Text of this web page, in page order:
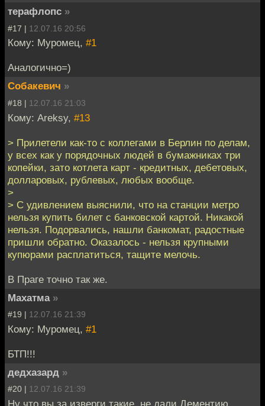
терафлопс »
#17 | 12.07.16 20:56
Кому: Муромец, #1
Аналогично=)
Собакевич »
#18 | 12.07.16 21:03
Кому: Areksy, #13
> Прилетели как-то с коллегами в Берлин по делам,
у всех как у порядочных людей в бумажниках три
копейки, зато котлета карт - кредитных, дебетовых,
долларовых, рублевых, любых вообще.
>
> С удивлением выяснили, что на станции метро
нельзя купить билет с банковской картой. Никакой
нельзя. Подорвались, нашли банкомат, радостные
пришли обратно. Оказалось - нельзя крупными
купюрами расплатиться, тащите мелочь.
В Праге точно так же.
Махатма »
#19 | 12.07.16 21:39
Кому: Муромец, #1
БТП!!!
дедхазард »
#20 | 12.07.16 21:39
Ну что вы за изверги такие, не дали Дементию